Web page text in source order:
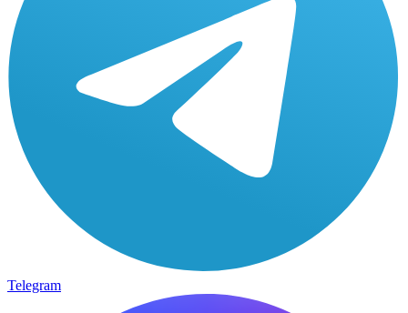
Telegram